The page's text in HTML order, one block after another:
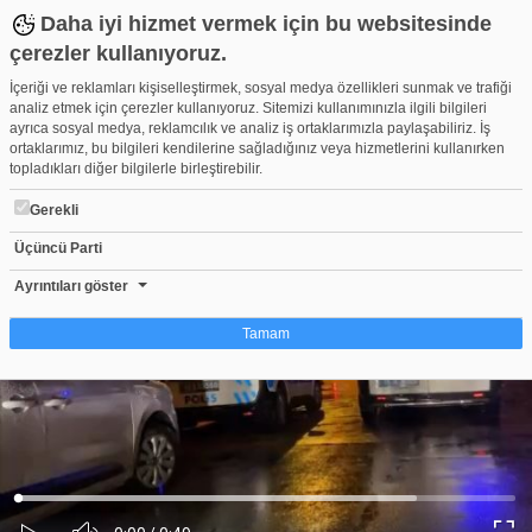
Daha iyi hizmet vermek için bu websitesinde
çerezler kullanıyoruz.
İçeriği ve reklamları kişiselleştirmek, sosyal medya özellikleri sunmak ve trafiği
analiz etmek için çerezler kullanıyoruz. Sitemizi kullanımınızla ilgili bilgileri
ayrıca sosyal medya, reklamcılık ve analiz iş ortaklarımızla paylaşabiliriz. İş
ortaklarımız, bu bilgileri kendilerine sağladığınız veya hizmetlerini kullanırken
topladıkları diğer bilgilerle birleştirebilir.
Gerekli
Üçüncü Parti
Ayrıntıları göster
Tamam
Çerez nedir?
Çerezler, web-sitelerinin, kullanıcıların deneyimlerini daha verimli hale getirmek
amacıyla kullandığı küçük metin dosyalarıdır. Yasalara göre, bu sitenin
işletilmesi için kesinlikle gerekli olan çerezleri cihazınıza yerleştirebiliyoruz.
Diğer çerez türleri için sizden izin almamız gerekiyor. Bu site farklı çerez türleri
kullanmaktadır. Bazı çerezler, sayfalarımızda yer alan üçüncü şahıs hizmetleri
tarafından yerleştirilir. İzniniz şu alanlar için geçerlidir: web.tv
Ses
Yüklendi:
Yükleniyor:
0%
Bursa'da kapalı olan tekel bayiine tabanca ile ateş açıldı